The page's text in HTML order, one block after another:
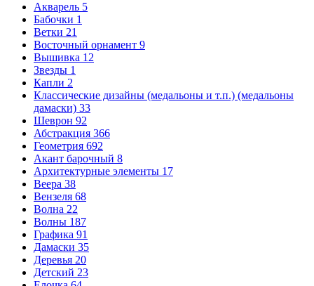
Акварель 5
Бабочки 1
Ветки 21
Восточный орнамент 9
Вышивка 12
Звезды 1
Капли 2
Классические дизайны (медальоны и т.п.) (медальоны
дамаски) 33
Шеврон 92
Абстракция 366
Геометрия 692
Акант барочный 8
Архитектурные элементы 17
Веера 38
Вензеля 68
Волна 22
Волны 187
Графика 91
Дамаски 35
Деревья 20
Детский 23